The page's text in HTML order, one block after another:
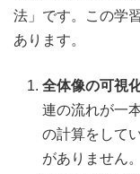
法」です。この学
あります。
全体像の可視
連の流れが一
の計算をして
がありません